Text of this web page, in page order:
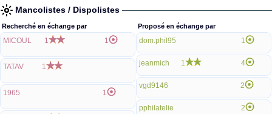
Mancolistes / Dispolistes
Recherché en échange par
MICOUL 1 1
TATAV 1
1965 1
Proposé en échange par
dom.phil95 1
jeanmich 1 4
vgd9146 2
pphilatelie 2